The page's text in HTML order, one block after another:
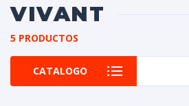
VIVANT
5 PRODUCTOS
CATALOGO